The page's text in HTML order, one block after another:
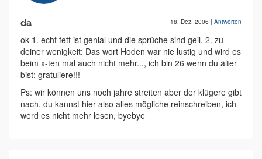
da 18. Dez. 2006 | Antworten
ok 1. echt fett ist genial und die sprüche sind geil. 2. zu
deiner wenigkeit: Das wort Hoden war nie lustig und wird es
beim x-ten mal auch nicht mehr..., ich bin 26 wenn du älter
bist: gratuliere!!!
Ps: wir können uns noch jahre streiten aber der klügere gibt
nach, du kannst hier also alles mögliche reinschreiben, ich
werd es nicht mehr lesen, byebye